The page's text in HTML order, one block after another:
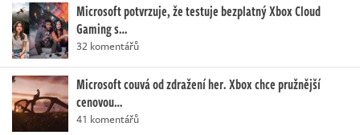
Microsoft potvrzuje, že testuje bezplatný Xbox Cloud
Gaming s…
32 komentářů
Microsoft couvá od zdražení her. Xbox chce pružnější
cenovou…
41 komentářů